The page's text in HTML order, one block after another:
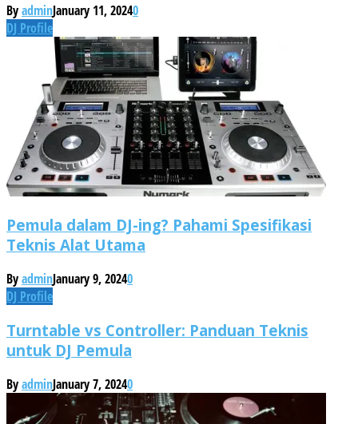
ByadminJanuary 11, 20240
DJ Profile
Pemula dalam DJ-ing? Pahami Spesifikasi
Teknis Alat Utama
ByadminJanuary 9, 20240
DJ Profile
Turntable vs Controller: Panduan Teknis
untuk DJ Pemula
ByadminJanuary 7, 20240